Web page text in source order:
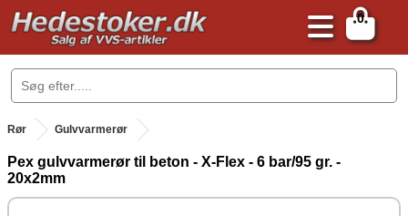
0
.
Rør Gulvvarmerør
Pex gulvvarmerør til beton - X-Flex - 6 bar/95 gr. -
20x2mm